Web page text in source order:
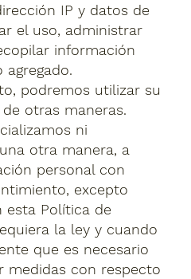
IP y datos de
el uso, administrar
información
podremos utilizar su
otras maneras.
ni
otra manera, a
personal con
excepto
esta Política de
la ley y cuando
que es necesario
medidas con respecto